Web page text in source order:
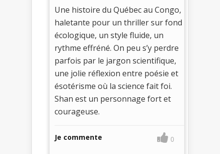
Une histoire du Québec au Congo,
haletante pour un thriller sur fond
écologique, un style fluide, un
rythme effréné. On peu s’y perdre
parfois par le jargon scientifique,
une jolie réflexion entre poésie et
ésotérisme où la science fait foi.
Shan est un personnage fort et
courageuse.
Je commente 0